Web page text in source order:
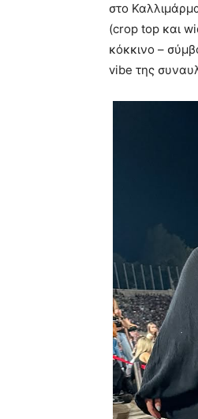
στο
(crop top και
κόκκινο –
vibe της